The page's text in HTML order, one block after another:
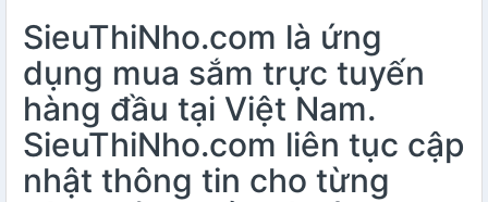
SieuThiNho.com là ứng
dụng mua sắm trực tuyến
hàng đầu tại Việt Nam.
SieuThiNho.com liên tục cập
nhật thông tin cho từng